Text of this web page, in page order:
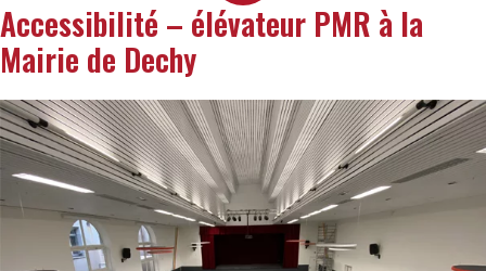
Accessibilité – élévateur PMR à la
Mairie de Dechy